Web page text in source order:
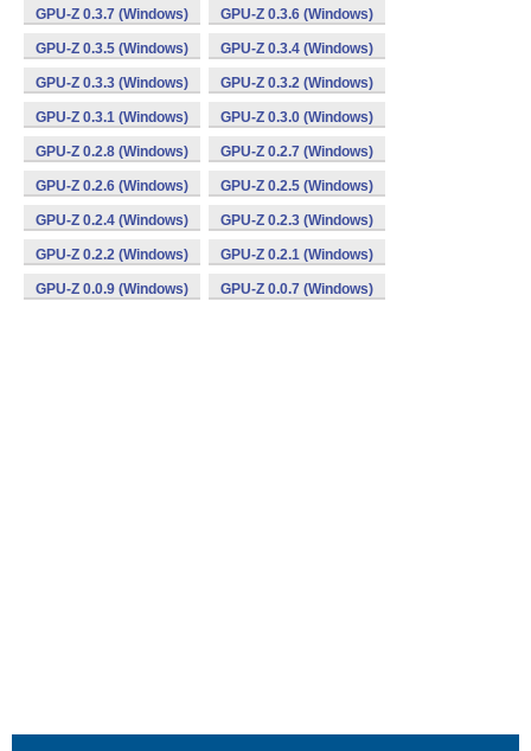
GPU-Z 0.3.7 (Windows) GPU-Z 0.3.6 (Windows)
GPU-Z 0.3.5 (Windows) GPU-Z 0.3.4 (Windows)
GPU-Z 0.3.3 (Windows) GPU-Z 0.3.2 (Windows)
GPU-Z 0.3.1 (Windows) GPU-Z 0.3.0 (Windows)
GPU-Z 0.2.8 (Windows) GPU-Z 0.2.7 (Windows)
GPU-Z 0.2.6 (Windows) GPU-Z 0.2.5 (Windows)
GPU-Z 0.2.4 (Windows) GPU-Z 0.2.3 (Windows)
GPU-Z 0.2.2 (Windows) GPU-Z 0.2.1 (Windows)
GPU-Z 0.0.9 (Windows) GPU-Z 0.0.7 (Windows)